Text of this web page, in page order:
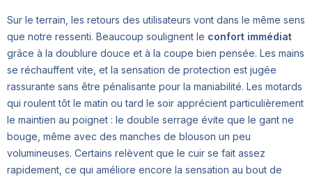
Sur le terrain, les retours des utilisateurs vont dans le même sens
que notre ressenti. Beaucoup soulignent le confort immédiat
grâce à la doublure douce et à la coupe bien pensée. Les mains
se réchauffent vite, et la sensation de protection est jugée
rassurante sans être pénalisante pour la maniabilité. Les motards
qui roulent tôt le matin ou tard le soir apprécient particulièrement
le maintien au poignet : le double serrage évite que le gant ne
bouge, même avec des manches de blouson un peu
volumineuses. Certains relèvent que le cuir se fait assez
rapidement, ce qui améliore encore la sensation au bout de